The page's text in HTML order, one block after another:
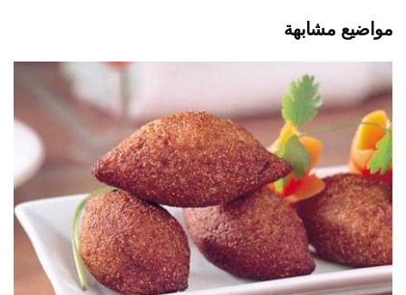
مواضيع مشابهة